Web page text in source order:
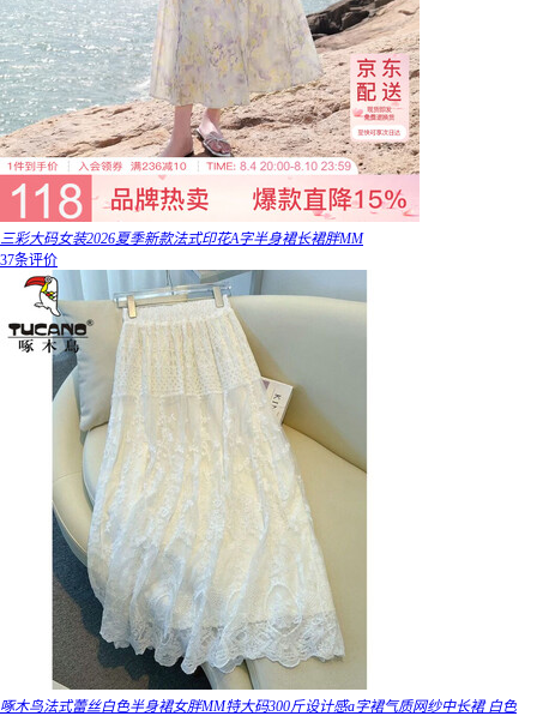
三彩大码女装2026夏季新款法式印花A字半身裙长裙胖MM
37条评价
啄木鸟法式蕾丝白色半身裙女胖MM特大码300斤设计感a字裙气质网纱中长裙 白色